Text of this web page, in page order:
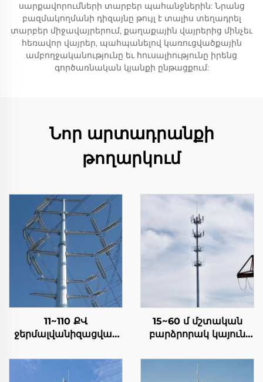
սարքավորումների տարբեր պահանջներին: Նրանց
բազմակողմանի դիզայնը թույլ է տալիս տեղադրել
տարբեր միջավայրերում, քաղաքային վայրերից մինչեւ
հեռավոր վայրեր, պահպանելով կառուցվածքային
ամբողջականությունը եւ հուսալիությունը իրենց
գործառնական կյանքի ընթացքում:
Նոր արտադրանքի
թողարկում
11~110 ՔՎ
ջերմալվանիզացված
էլեկտրական
էլեկտրաէներգիայի
15~60 մ մշտական
բարձրորակ կայուն
աշտարակը
Հեռահաղորդակցման